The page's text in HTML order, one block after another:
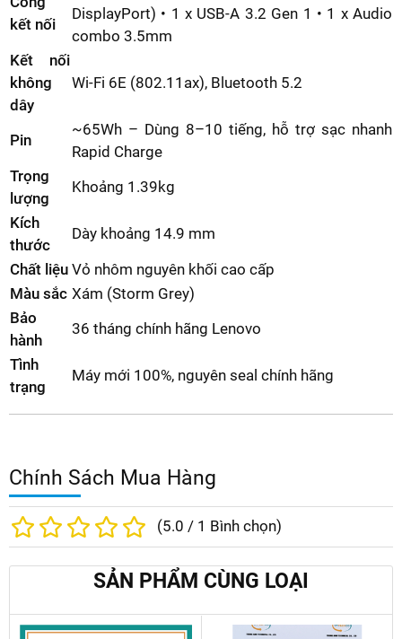
kết nối
DisplayPort) • 1 x USB-A 3.2 Gen 1 • 1 x Audio
combo 3.5mm
Kết nối
không
dây
Wi-Fi 6E (802.11ax), Bluetooth 5.2
Pin
~65Wh – Dùng 8–10 tiếng, hỗ trợ sạc nhanh
Rapid Charge
Trọng
lượng
Khoảng 1.39kg
Kích
thước
Dày khoảng 14.9 mm
Chất liệu Vỏ nhôm nguyên khối cao cấp
Màu sắc Xám (Storm Grey)
Bảo
hành
36 tháng chính hãng Lenovo
Tình
trạng
Máy mới 100%, nguyên seal chính hãng
Chính Sách Mua Hàng
(5.0 / 1 Bình chọn)
SẢN PHẨM CÙNG LOẠI